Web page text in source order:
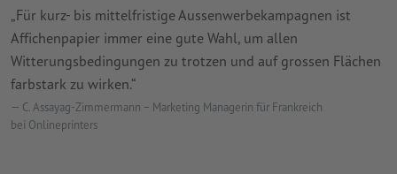
„Für kurz- bis mittelfristige Aussenwerbekampagnen ist
Affichenpapier immer eine gute Wahl, um allen
Witterungsbedingungen zu trotzen und auf grossen Flächen
farbstark zu wirken.“
C. Assayag-Zimmermann – Marketing Managerin für Frankreich
bei Onlineprinters